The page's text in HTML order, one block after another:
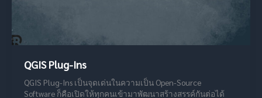
QGIS Plug-Ins
QGIS Plug-Ins เป็นจุดเด่นในความเป็น Open-Source
Software ก็คือเปิดให้ทุกคนเข้ามาพัฒนาสร้างสรรค์กันต่อได้